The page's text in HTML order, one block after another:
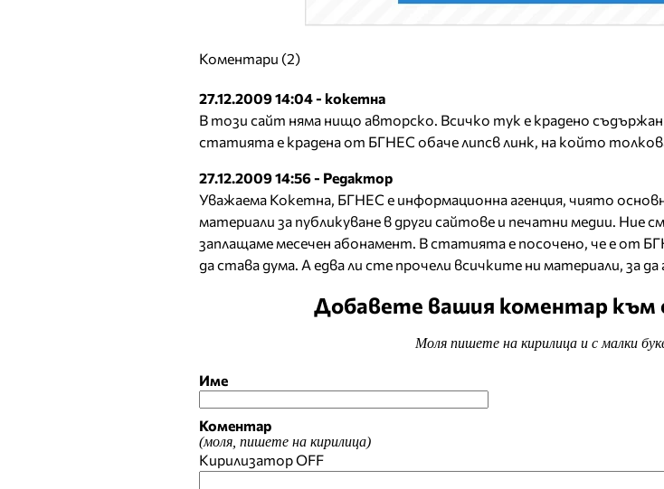
Коментари (2)
27.12.2009 14:04 - кокетна
В този сайт няма нищо авторско. Всичко тук е крадено
статията е крадена от БГНЕС обаче липсв линк, на който
27.12.2009 14:56 - Редактор
Уважаема Кокетна, БГНЕС е информационна агенция, чиято
материали за публикуване в други сайтове и печатни медии. Ние
заплащаме месечен абонамент. В статията е посочено, че е от
да става дума. А едва ли сте прочели всичките ни материали, за
Добавете вашия коментар
Моля пишете на кирилица и с малки
Име
Коментар
(моля, пишете на кирилица)
КирилизаторOFF